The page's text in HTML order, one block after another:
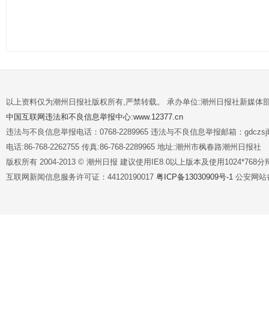
以上资料仅为潮州日报社版权所有,严禁转载。 承办单位:潮州日报社新媒体
中国互联网违法和不良信息举报中心:www.12377.cn
违法与不良信息举报电话：0768-2289965 违法与不良信息举报邮箱：
电话:86-768-2262755 传真:86-768-2289965 地址:潮州市枫春路潮州日报社
版权所有 2004-2013 © 潮州日报 建议使用IE8.0以上版本及使用1024*768分
互联网新闻信息服务许可证：44120190017 粤ICP备13030909号-1 公安网站